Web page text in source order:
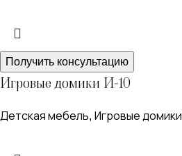
Получить консультацию
Игровые домики И-10
Детская мебель, Игровые домики